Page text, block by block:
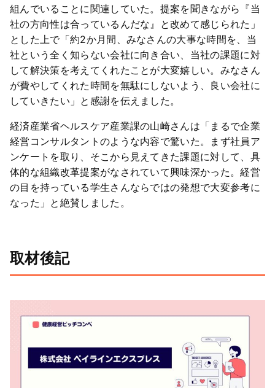
組んでいることに関連していた。提案を聞きながら『当
社の方向性は合っているんだな』と改めて感じられた」
とした上で「約2か月間、みなさんの大事な時間を、当
社という全く知らない会社に向き合い、当社の課題に対
して解決策を考えてくれたことが大変嬉しい。みなさん
が費やしてくれた時間を無駄にしないよう、良い会社に
していきたい」と感謝を伝えました。
経済産業省ヘルスケア産業課の山崎さんは「まるで企業
経営コンサルタントのような内容で驚いた。まず社員ア
ンケートを取り、そこから見えてきた課題に対して、具
体的な組織改革提案がなされていて興味深かった。経営
の目を持っている学生さんならではの発想で大変参考に
なった」と絶賛しました。
取材後記